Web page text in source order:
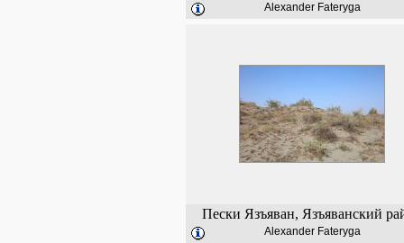
Alexander Fateryga
Пески Язъяван, Язъяванский
Alexander Fateryga